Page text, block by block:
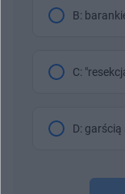
B:
C:
D: